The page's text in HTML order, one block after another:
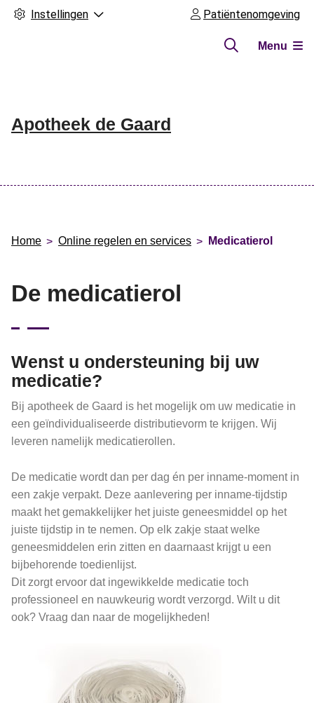
Instellingen Patiëntenomgeving
Apotheek de Gaard
Menu
Home Online regelen en services Medicatierol
De medicatierol
Wenst u ondersteuning bij uw
medicatie?
Bij apotheek de Gaard is het mogelijk om uw medicatie in
een geïndividualiseerde distributievorm te krijgen. Wij
leveren namelijk medicatierollen.
De medicatie wordt dan per dag én per inname-moment in
een zakje verpakt. Deze aanlevering per inname-tijdstip
maakt het gemakkelijker het juiste geneesmiddel op het
juiste tijdstip in te nemen. Op elk zakje staat welke
geneesmiddelen erin zitten en daarnaast krijgt u een
bijbehorende toedienlijst.
Dit zorgt ervoor dat ingewikkelde medicatie toch
professioneel en nauwkeurig wordt verzorgd. Wilt u dit
ook? Vraag dan naar de mogelijkheden!